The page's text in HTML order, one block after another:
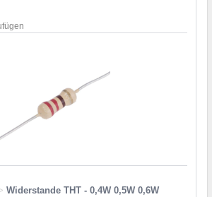
Widerstande THT - 0,4W 0,5W 0,6W